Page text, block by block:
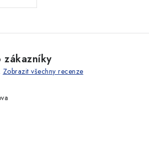
zákazníky
Zobrazit všechny recenze